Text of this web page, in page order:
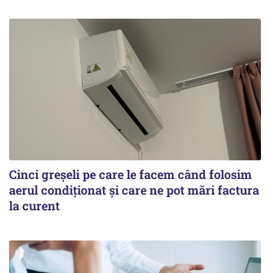
Cinci greșeli pe care le facem când folosim
aerul condiționat și care ne pot mări factura
la curent